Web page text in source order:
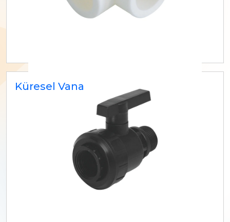
Küresel Vana